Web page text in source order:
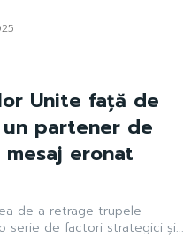
Unite față de
partener de
eronat
de a retrage trupele
serie de factori strategici și...